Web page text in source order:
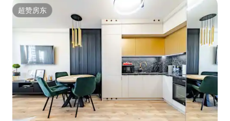
超赞房东
超赞房东